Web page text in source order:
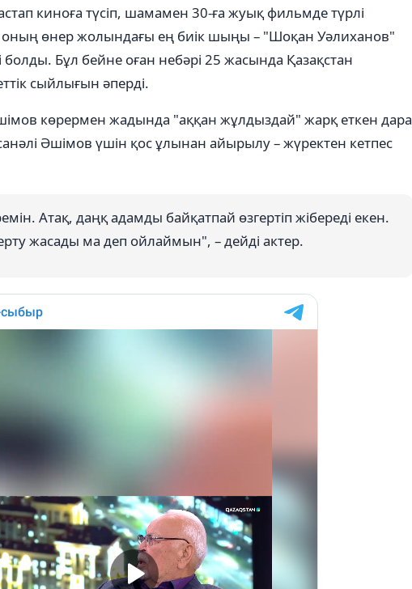
киноға түсіп, шамамен 30-ға жуық фильмде түрлі
оның өнер жолындағы ең биік шыңы – "Шоқан Уәлиханов"
болды. Бұл бейне оған небәрі 25 жасында Қазақстан
сыйлығын әперді.
көрермен жадында "аққан жұлдыздай" жарқ еткен дара
Әшімов үшін қос ұлынан айырылу – жүректен кетпес
Атақ, даңқ адамды байқатпай өзгертіп жібереді екен.
жасады ма деп ойлаймын", – дейді актер.